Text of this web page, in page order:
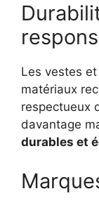
Les vestes
matériaux
respectueux
davantage
durables et